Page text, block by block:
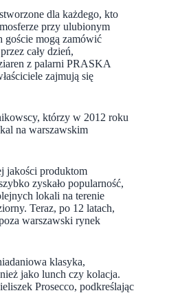
dla każdego, kto
przy ulubionym
goście mogą zamówić
cały dzień,
z palarni PRASKA
zajmują się
którzy w 2012 roku
na warszawskim
jakości produktom
zyskało popularność,
lokali na terenie
Teraz, po 12 latach,
warszawski rynek
klasyka,
jako lunch czy kolacja.
Prosecco, podkreślając